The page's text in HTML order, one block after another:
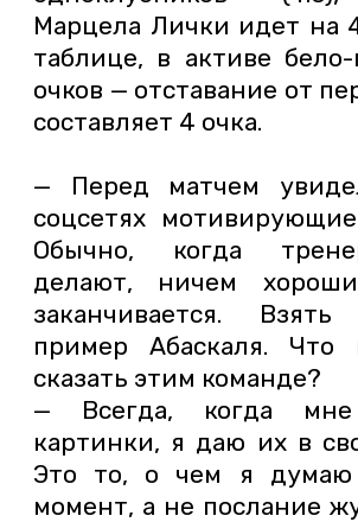
Марцела Лички идет на
таблице, в активе
очков — отставание от
составляет 4 очка.
— Перед матчем
соцсетях
Обычно, когда
делают, ничем
заканчивается.
пример Абаскаля. Что
сказать этим команде?
— Всегда, когда мне
картинки, я даю их в
Это то, о чем я
момент, а не послание